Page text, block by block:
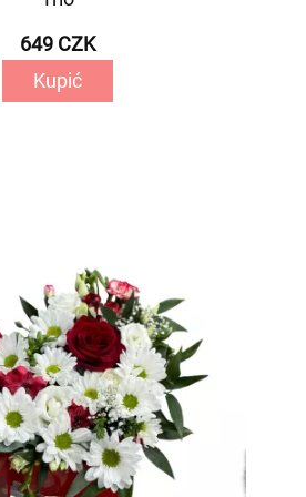
649 CZK
Kupić